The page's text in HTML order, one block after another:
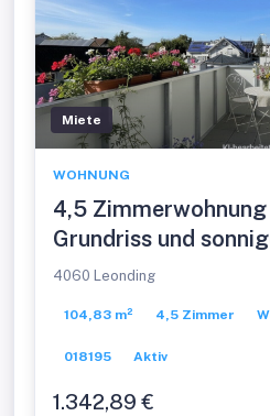
Miete
WOHNUNG
4,5
Grundriss und
Sofort besichtigen
4060 Leonding
104,83 m² 4,5 Zimmer
018195 Aktiv
1.342,89 €